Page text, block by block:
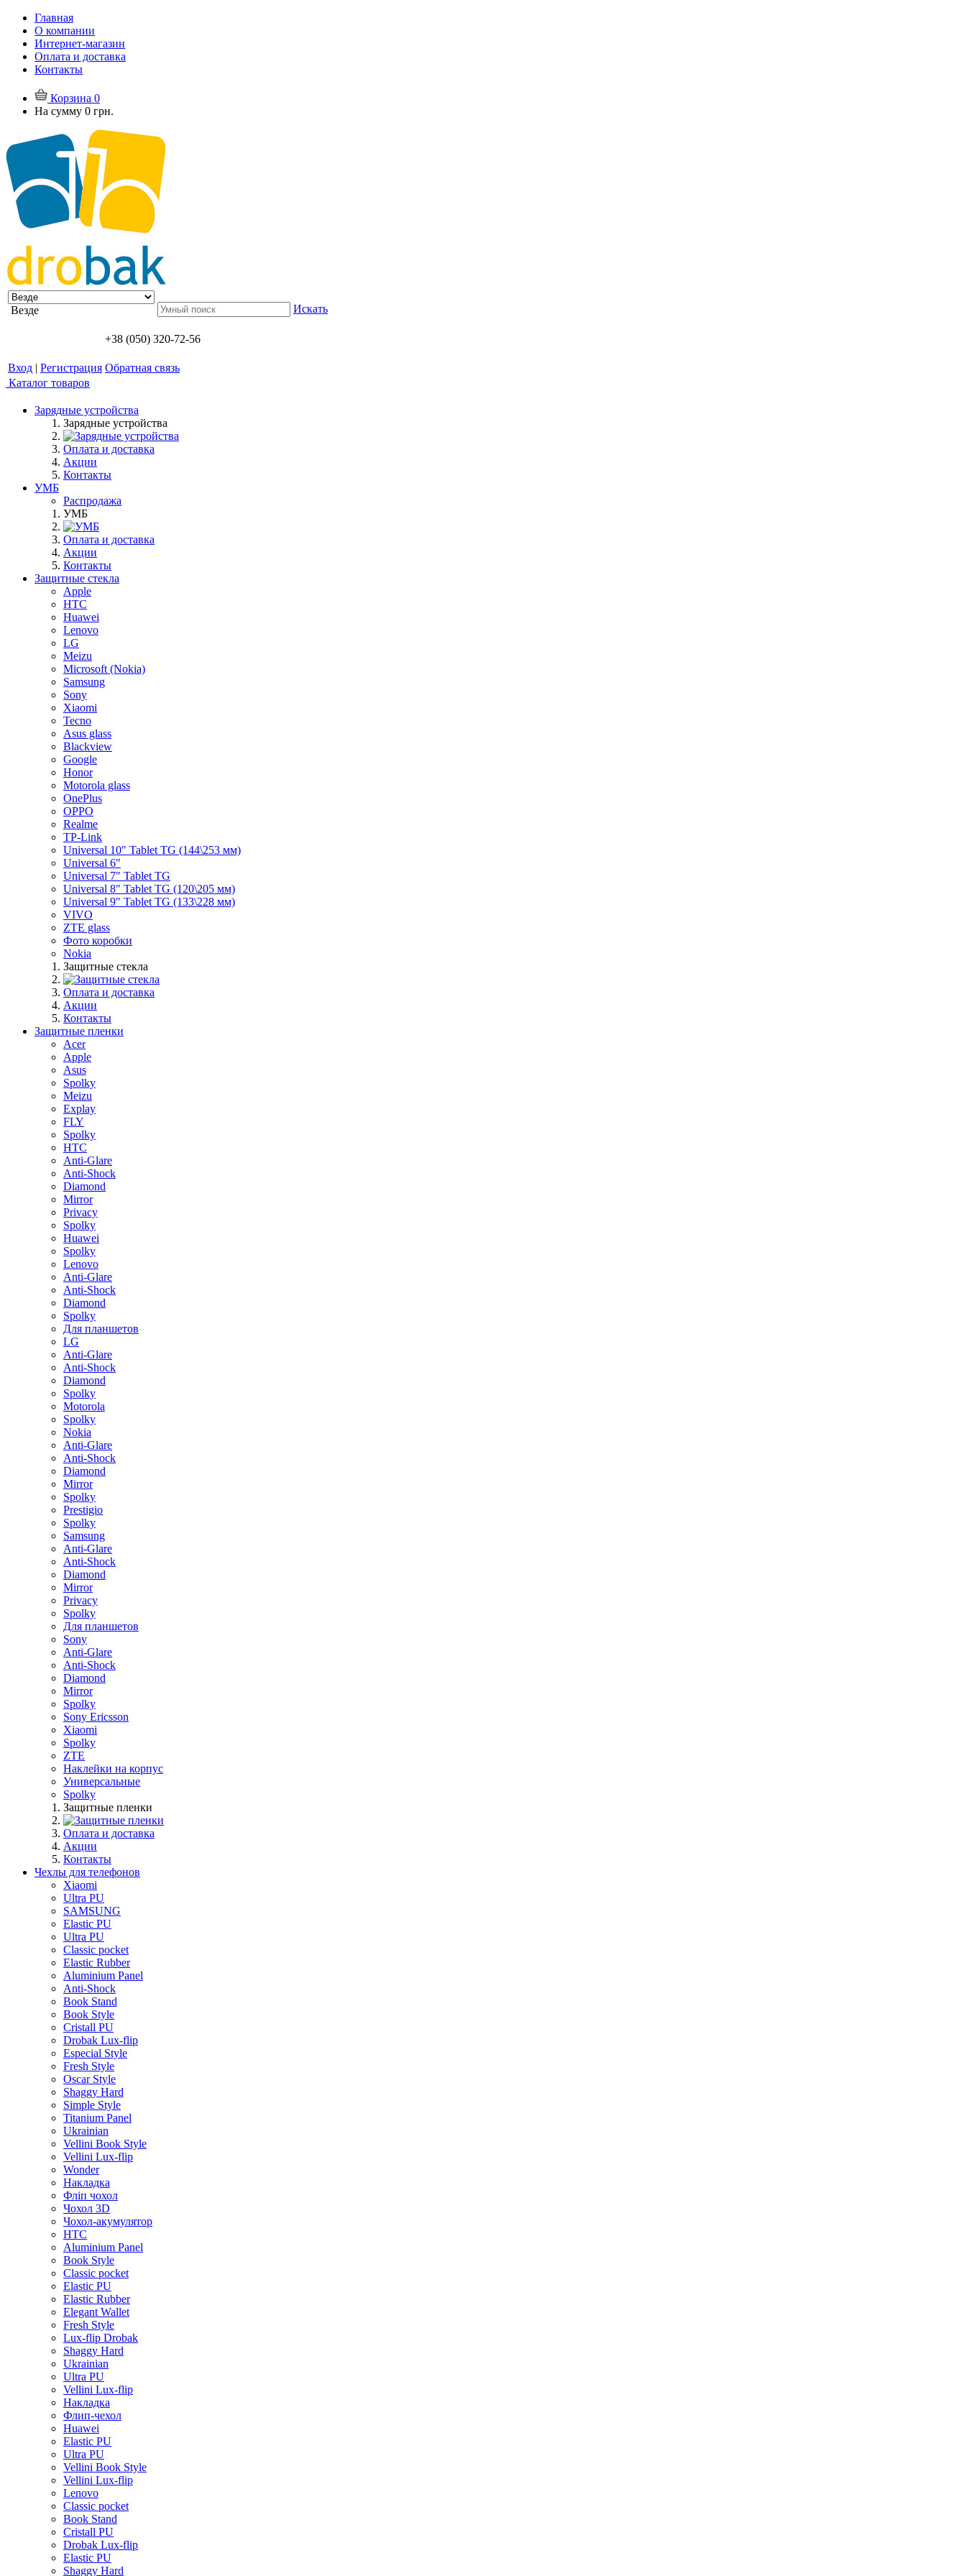
Главная
О компании
Интернет-магазин
Оплата и доставка
Контакты
Корзина 0
На сумму 0 грн.
Везде Искать
+38 (050) 320-72-56
Вход | Регистрация Обратная связь
Каталог товаров
Зарядные устройства
Зарядные устройства
Оплата и доставка
Акции
Контакты
УМБ
Распродажа
УМБ
Оплата и доставка
Акции
Контакты
Защитные стекла
Apple
HTC
Huawei
Lenovo
LG
Meizu
Microsoft (Nokia)
Samsung
Sony
Xiaomi
Tecno
Asus glass
Blackview
Google
Honor
Motorola glass
OnePlus
OPPO
Realme
TP-Link
Universal 10" Tablet TG (144\253 мм)
Universal 6"
Universal 7" Tablet TG
Universal 8" Tablet TG (120\205 мм)
Universal 9" Tablet TG (133\228 мм)
VIVO
ZTE glass
Фото коробки
Nokia
Защитные стекла
Оплата и доставка
Акции
Контакты
Защитные пленки
Acer
Apple
Asus
Spolky
Meizu
Explay
FLY
Spolky
HTC
Anti-Glare
Anti-Shock
Diamond
Mirror
Privacy
Spolky
Huawei
Spolky
Lenovo
Anti-Glare
Anti-Shock
Diamond
Spolky
Для планшетов
LG
Anti-Glare
Anti-Shock
Diamond
Spolky
Motorola
Spolky
Nokia
Anti-Glare
Anti-Shock
Diamond
Mirror
Spolky
Prestigio
Spolky
Samsung
Anti-Glare
Anti-Shock
Diamond
Mirror
Privacy
Spolky
Для планшетов
Sony
Anti-Glare
Anti-Shock
Diamond
Mirror
Spolky
Sony Ericsson
Xiaomi
Spolky
ZTE
Наклейки на корпус
Универсальные
Spolky
Защитные пленки
Оплата и доставка
Акции
Контакты
Чехлы для телефонов
Xiaomi
Ultra PU
SAMSUNG
Elastic PU
Ultra PU
Classic pocket
Elastic Rubber
Aluminium Panel
Anti-Shock
Book Stand
Book Style
Cristall PU
Drobak Lux-flip
Especial Style
Fresh Style
Oscar Style
Shaggy Hard
Simple Style
Titanium Panel
Ukrainian
Vellini Book Style
Vellini Lux-flip
Wonder
Накладка
Фліп чохол
Чохол 3D
Чохол-акумулятор
HTC
Aluminium Panel
Book Style
Classic pocket
Elastic PU
Elastic Rubber
Elegant Wallet
Fresh Style
Lux-flip Drobak
Shaggy Hard
Ukrainian
Ultra PU
Vellini Lux-flip
Накладка
Флип-чехол
Huawei
Elastic PU
Ultra PU
Vellini Book Style
Vellini Lux-flip
Lenovo
Classic pocket
Book Stand
Cristall PU
Drobak Lux-flip
Elastic PU
Shaggy Hard